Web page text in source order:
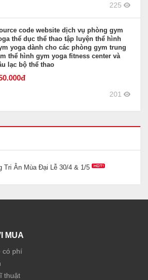
225
code website dịch vụ phòng gym
thể dục thể thao tập luyện thể hình
yoga dành cho các phòng gym trung
thể hình gym yoga fitness center và
lạc bộ thể thao
.000đ
201
Tri Ân Mùa Đại Lễ 30/4 & 1/5
MUA
có phí
thuật